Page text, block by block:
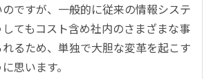
ですが、一般的に従来の情報システ
てもコスト含め社内のさまざまな事
るため、単独で大胆な変革を起こす
思います。